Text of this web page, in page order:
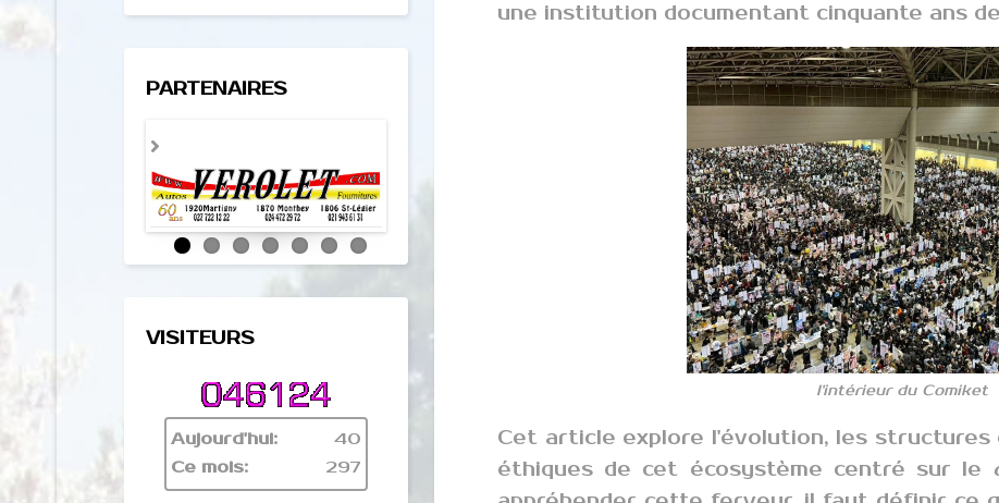
PARTENAIRES
VISITEURS
Aujourd'hui:
40
Ce mois:
297
une institution documentant cinquante ans
l'intérieur du Comiket
Cet article explore l'évolution, les structures
éthiques de cet écosystème centré sur le